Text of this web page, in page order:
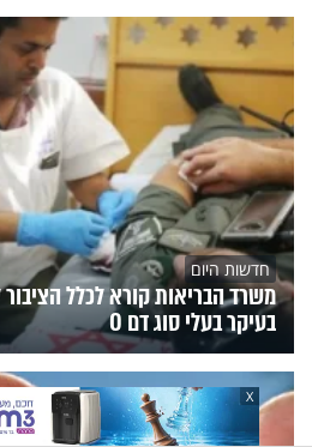
חדשות היום
משרד הבריאות קורא לכלל
בעיקר בעלי סוג דם O
X